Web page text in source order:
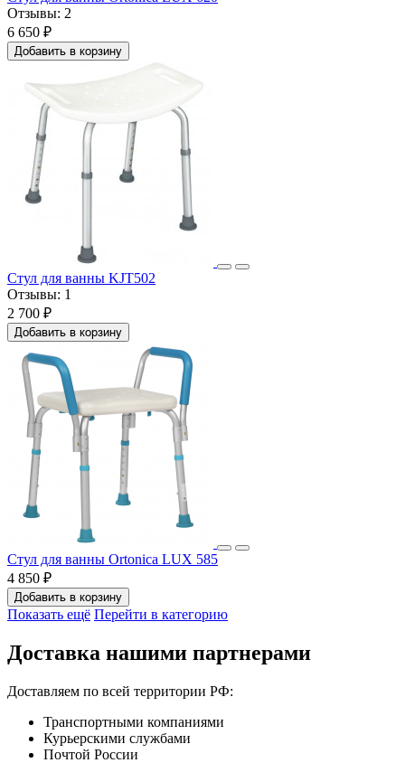
Отзывы: 2
6 650 ₽
Добавить в корзину
Стул для ванны KJT502
Отзывы: 1
2 700 ₽
Добавить в корзину
Стул для ванны Ortonica LUX 585
4 850 ₽
Добавить в корзину
Показать ещё Перейти в категорию
Доставка нашими партнерами
Доставляем по всей территории РФ:
Транспортными компаниями
Курьерскими службами
Почтой России